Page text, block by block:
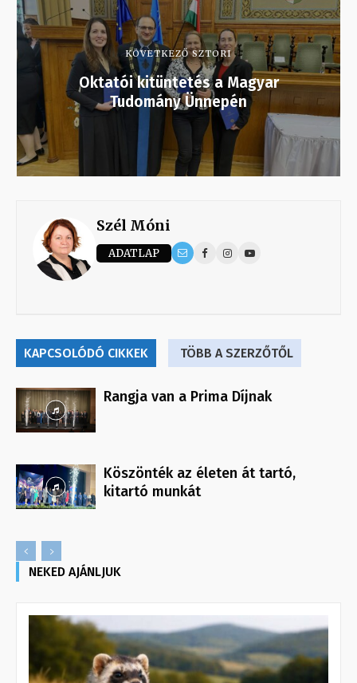
KÖVETKEZŐ SZTORI
Oktatói kitüntetés a Magyar
Tudomány Ünnepén
Szél Móni
ADATLAP
KAPCSOLÓDÓ CIKKEK TÖBB A SZERZŐTŐL
Rangja van a Prima Díjnak
Köszönték az életen át tartó,
kitartó munkát
NEKED AJÁNLJUK